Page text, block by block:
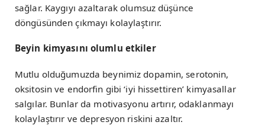
sağlar. Kaygıyı azaltarak olumsuz düşünce
döngüsünden çıkmayı kolaylaştırır.
Beyin kimyasını olumlu etkiler
Mutlu olduğumuzda beynimiz dopamin, serotonin,
oksitosin ve endorfin gibi ‘iyi hissettiren’ kimyasallar
salgılar. Bunlar da motivasyonu artırır, odaklanmayı
kolaylaştırır ve depresyon riskini azaltır.